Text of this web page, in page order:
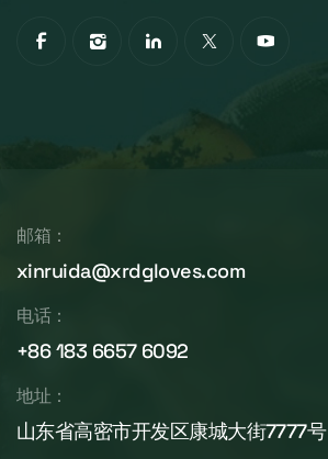
邮箱：
xinruida@xrdgloves.com
电话：
+86 183 6657 6092
地址：
山东省高密市开发区康城大街7777号